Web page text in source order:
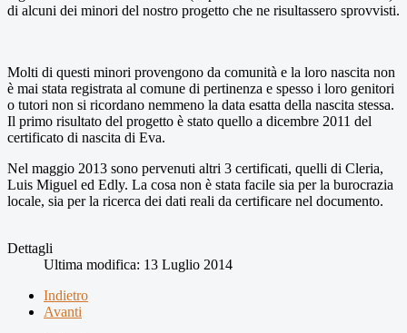
di alcuni dei minori del nostro progetto che ne risultassero sprovvisti.
Molti di questi minori provengono da comunità e la loro nascita non
è mai stata registrata al comune di pertinenza e spesso i loro genitori
o tutori non si ricordano nemmeno la data esatta della nascita stessa.
Il primo risultato del progetto è stato quello a dicembre 2011 del
certificato di nascita di Eva.
Nel maggio 2013 sono pervenuti altri 3 certificati, quelli di Cleria,
Luis Miguel ed Edly. La cosa non è stata facile sia per la burocrazia
locale, sia per la ricerca dei dati reali da certificare nel documento.
Dettagli
Ultima modifica: 13 Luglio 2014
Indietro
Avanti